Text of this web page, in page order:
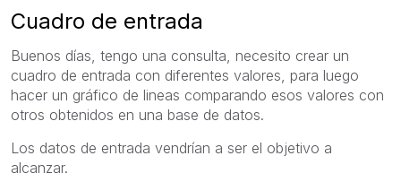
Cuadro de entrada
Buenos días, tengo una consulta, necesito crear un
cuadro de entrada con diferentes valores, para luego
hacer un gráfico de lineas comparando esos valores con
otros obtenidos en una base de datos.
Los datos de entrada vendrían a ser el objetivo a
alcanzar.